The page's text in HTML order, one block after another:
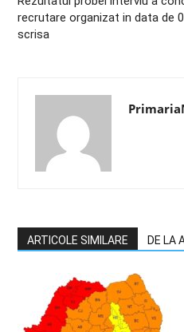
recrutare organizat in data de
scrisa
ARTICOLE SIMILARE DE LA